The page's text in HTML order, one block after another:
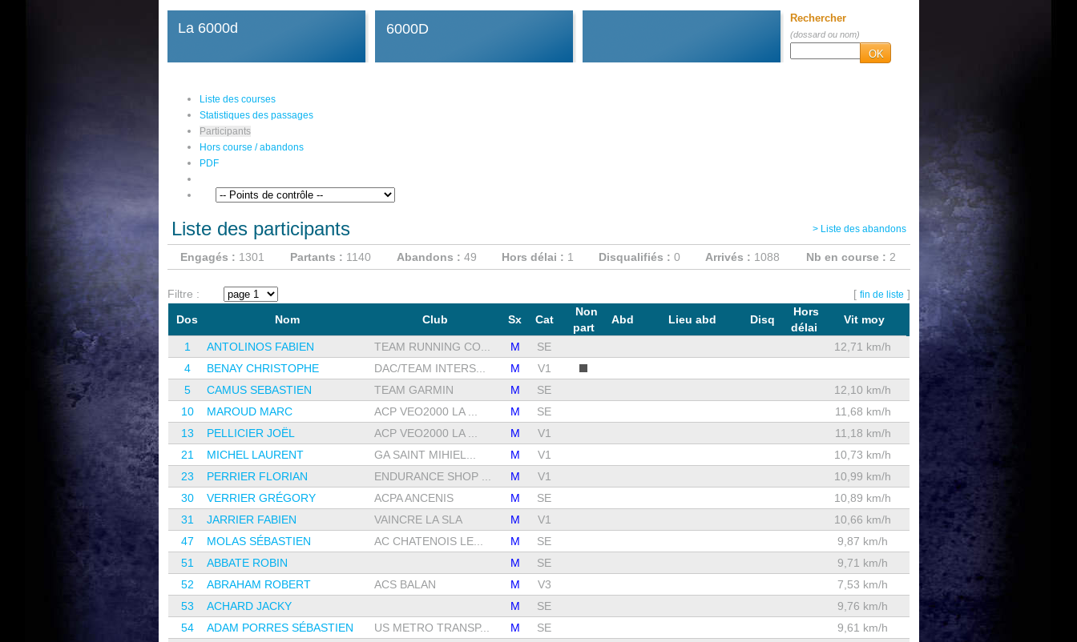
La 6000d 6000D
Rechercher
(dossard ou nom)
OK
Liste des courses
Statistiques des passages
Participants
Hors course / abandons
PDF
Liste des participants > Liste des abandons
Engagés : 1301 Partants : 1140 Abandons : 49 Hors délai : 1 Disqualifiés : 0 Arrivés : 1088 Nb en course : 2
Filtre : [ fin de liste ]
Dos
Nom Club Sx Cat
Non
part
Abd Lieu abd Disq
Hors
délai
Vit moy
1 ANTOLINOS FABIEN TEAM RUNNING CO... M SE
12,71 km/h
4
BENAY CHRISTOPHE DAC/TEAM INTERS... M
V1
5
CAMUS SEBASTIEN TEAM GARMIN M SE
12,10 km/h
10
MAROUD MARC ACP VEO2000 LA ... M SE
11,68 km/h
13
PELLICIER JOËL ACP VEO2000 LA ... M V1
11,18 km/h
21
MICHEL LAURENT GA SAINT MIHIEL... M V1
10,73 km/h
23
PERRIER FLORIAN ENDURANCE SHOP ... M V1
10,99 km/h
30
VERRIER GRÉGORY ACPA ANCENIS M SE
10,89 km/h
31
JARRIER FABIEN VAINCRE LA SLA M V1
10,66 km/h
47
MOLAS SÉBASTIEN AC CHATENOIS LE... M SE
9,87 km/h
51
ABBATE ROBIN M SE
9,71 km/h
52
ABRAHAM ROBERT ACS BALAN M V3
7,53 km/h
53
ACHARD JACKY M SE
9,76 km/h
54
ADAM PORRES SÉBASTIEN US METRO TRANSP... M SE
9,61 km/h